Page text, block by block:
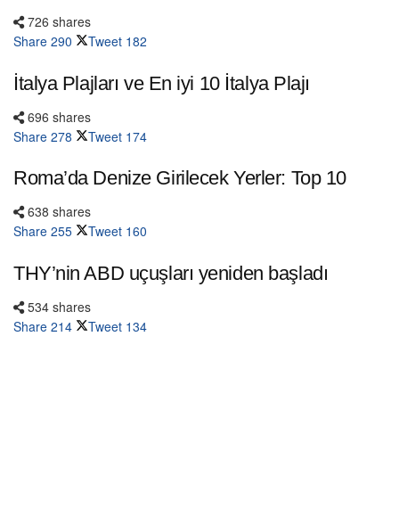
726 shares
Share 290 Tweet 182
İtalya Plajları ve En iyi 10 İtalya Plajı
696 shares
Share 278 Tweet 174
Roma’da Denize Girilecek Yerler: Top 10
638 shares
Share 255 Tweet 160
THY’nin ABD uçuşları yeniden başladı
534 shares
Share 214 Tweet 134